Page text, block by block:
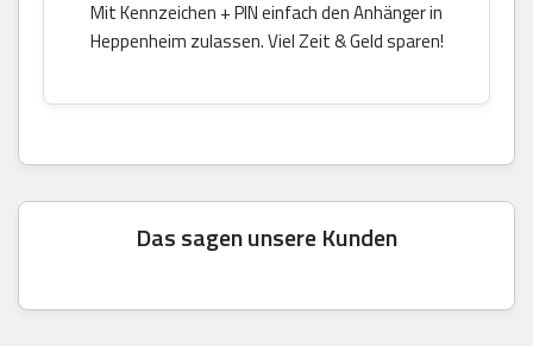
Mit Kennzeichen + PIN einfach den Anhänger in
Heppenheim zulassen. Viel Zeit & Geld sparen!
Das sagen unsere Kunden